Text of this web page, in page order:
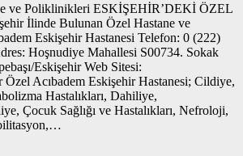
ve Poliklinikleri ESKİŞEHİR’DEKİ ÖZEL
İlinde Bulunan Özel Hastane ve
Eskişehir Hastanesi Telefon: 0 (222)
Hoşnudiye Mahallesi S00734. Sokak
Eskişehir Web Sitesi:
Acıbadem Eskişehir Hastanesi; Cildiye,
Hastalıkları, Dahiliye,
Çocuk Sağlığı ve Hastalıkları, Nefroloji,